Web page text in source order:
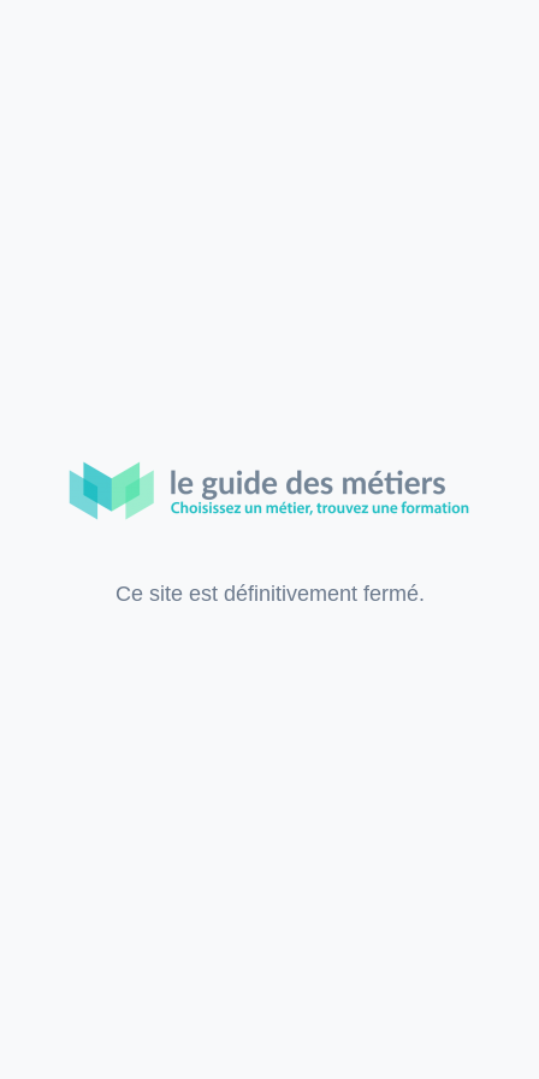
Ce site est définitivement fermé.